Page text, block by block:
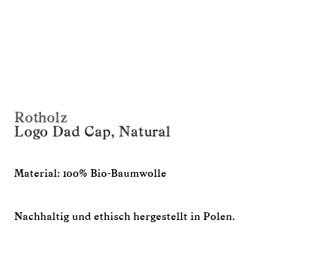
Rotholz
Logo Dad Cap, Natural
Material: 100% Bio-Baumwolle
Nachhaltig und ethisch hergestellt in Polen.